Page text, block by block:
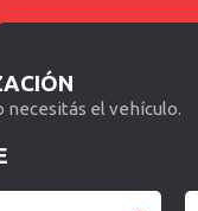
necesitás el vehículo.